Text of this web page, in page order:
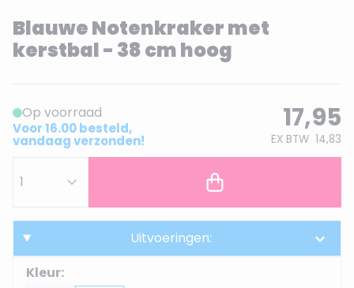
Blauwe Notenkraker met
kerstbal - 38 cm hoog
Op voorraad
Voor 16.00 besteld,
vandaag verzonden!
17,95
EX BTW 14,83
Uitvoeringen:
Kleur: